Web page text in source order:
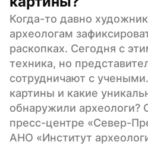
Когда-то давно
археологам
раскопках. Сегодня с
техника, но
сотрудничают с
картины и какие
обнаружили археологи?
пресс-центре «Север-
АНО «Институт